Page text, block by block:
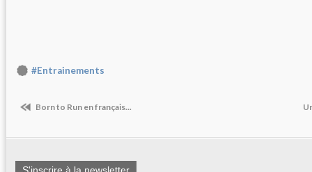
#Entrainements
Born to Run en français...